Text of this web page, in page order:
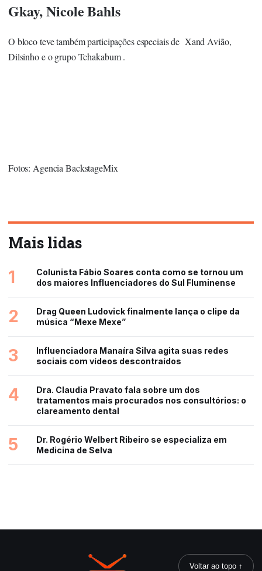
Gkay, Nicole Bahls
O bloco teve também participações especiais de Xand Avião,
Dilsinho e o grupo Tchakabum .
Fotos: Agencia BackstageMix
Mais lidas
1
Colunista Fábio Soares conta como se tornou um
dos maiores Influenciadores do Sul Fluminense
2
Drag Queen Ludovick finalmente lança o clipe da
música “Mexe Mexe”
3
Influenciadora Manaíra Silva agita suas redes
sociais com vídeos descontraídos
4
Dra. Claudia Pravato fala sobre um dos
tratamentos mais procurados nos consultórios: o
clareamento dental
5
Dr. Rogério Welbert Ribeiro se especializa em
Medicina de Selva
Voltar ao topo ↑